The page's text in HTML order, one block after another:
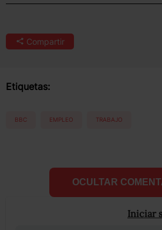
Compartir
Etiquetas:
BBC EMPLEO TRABAJO
OCULTAR
Iniciar